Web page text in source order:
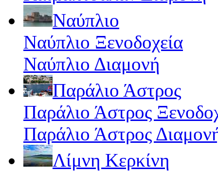
Ναύπλιο
Ναύπλιο Ξενοδοχεία
Ναύπλιο Διαμονή
Παράλιο Άστρος
Παράλιο Άστρος
Παράλιο Άστρος
Λίμνη Κερκίνη